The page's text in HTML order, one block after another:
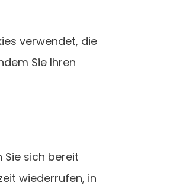
verwendet, die
Sie Ihren
sich bereit
wiederrufen, in